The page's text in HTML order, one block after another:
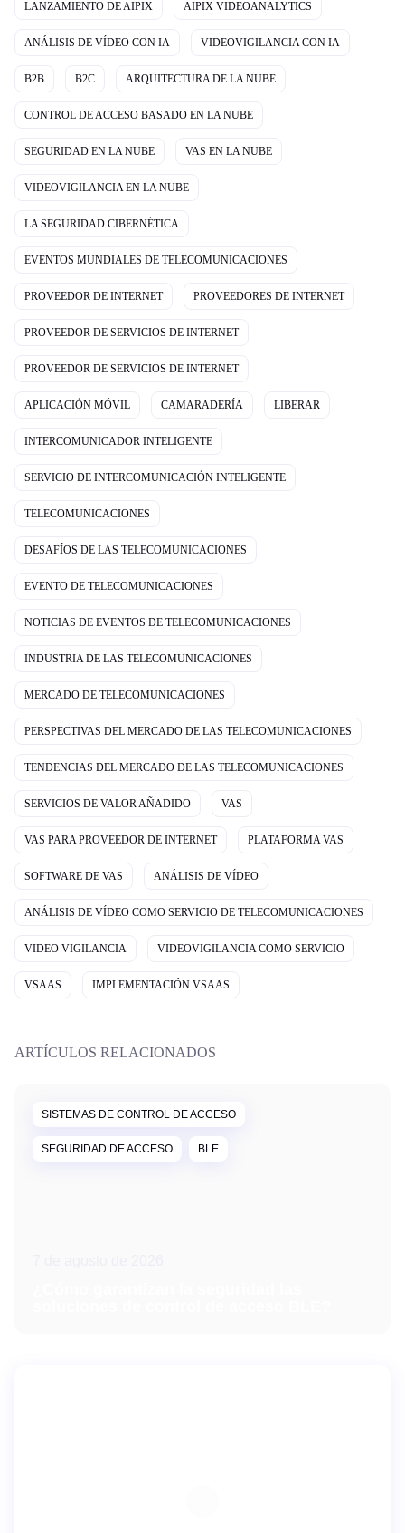
LANZAMIENTO DE AIPIX AIPIX VIDEOANALYTICS
ANÁLISIS DE VÍDEO CON IA VIDEOVIGILANCIA CON IA
B2B B2C ARQUITECTURA DE LA NUBE
CONTROL DE ACCESO BASADO EN LA NUBE
SEGURIDAD EN LA NUBE VAS EN LA NUBE
VIDEOVIGILANCIA EN LA NUBE
LA SEGURIDAD CIBERNÉTICA
EVENTOS MUNDIALES DE TELECOMUNICACIONES
PROVEEDOR DE INTERNET PROVEEDORES DE INTERNET
PROVEEDOR DE SERVICIOS DE INTERNET
PROVEEDOR DE SERVICIOS DE INTERNET
APLICACIÓN MÓVIL CAMARADERÍA LIBERAR
INTERCOMUNICADOR INTELIGENTE
SERVICIO DE INTERCOMUNICACIÓN INTELIGENTE
TELECOMUNICACIONES
DESAFÍOS DE LAS TELECOMUNICACIONES
EVENTO DE TELECOMUNICACIONES
NOTICIAS DE EVENTOS DE TELECOMUNICACIONES
INDUSTRIA DE LAS TELECOMUNICACIONES
MERCADO DE TELECOMUNICACIONES
PERSPECTIVAS DEL MERCADO DE LAS TELECOMUNICACIONES
TENDENCIAS DEL MERCADO DE LAS TELECOMUNICACIONES
SERVICIOS DE VALOR AÑADIDO VAS
VAS PARA PROVEEDOR DE INTERNET PLATAFORMA VAS
SOFTWARE DE VAS ANÁLISIS DE VÍDEO
ANÁLISIS DE VÍDEO COMO SERVICIO DE TELECOMUNICACIONES
VIDEO VIGILANCIA VIDEOVIGILANCIA COMO SERVICIO
VSAAS IMPLEMENTACIÓN VSAAS
ARTÍCULOS RELACIONADOS
SISTEMAS DE CONTROL DE ACCESO
SEGURIDAD DE ACCESO BLE